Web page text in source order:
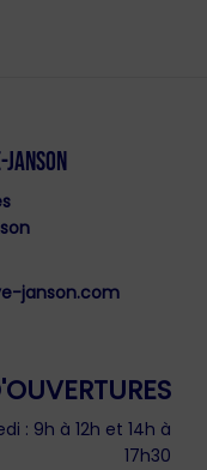
janson.com
: 9h à 12h et 14h à
17h30